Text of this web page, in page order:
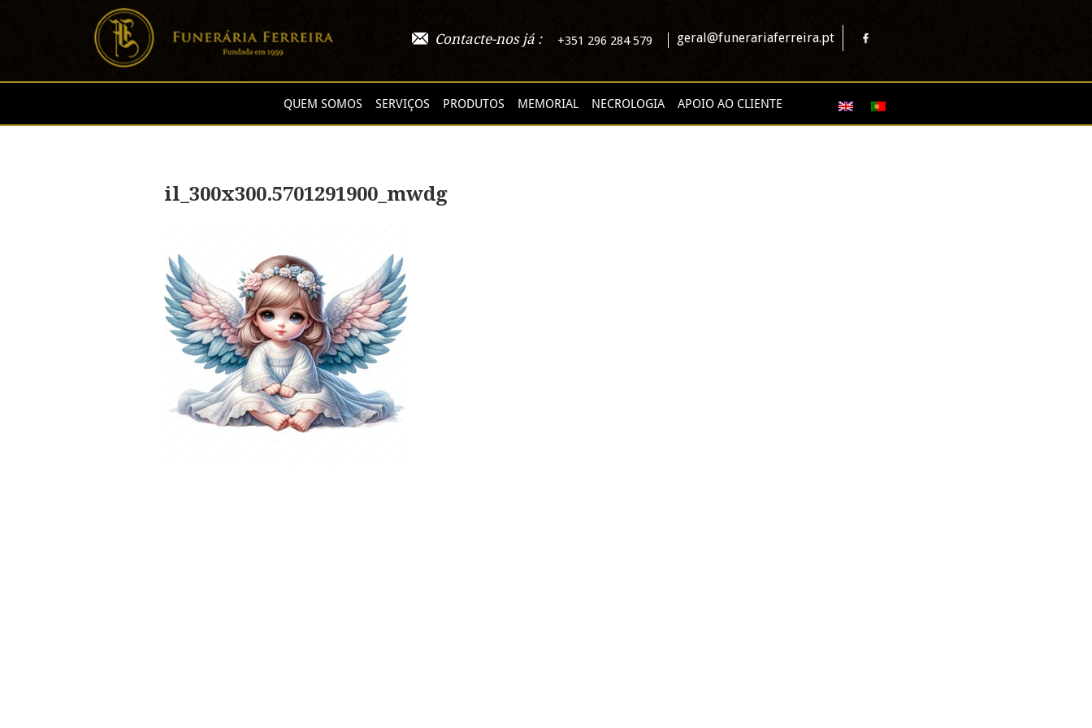
Contacte-nos já : +351 296 284 579 geral@funerariaferreira.pt
QUEM SOMOS SERVIÇOS PRODUTOS MEMORIAL NECROLOGIA APOIO AO CLIENTE
il_300x300.5701291900_mwdg